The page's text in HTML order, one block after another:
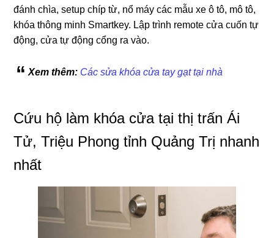
đánh chìa, setup chíp từ, nổ máy các mẫu xe ô tô, mô tô,
khóa thông minh Smartkey. Lập trình remote cửa cuốn tự
động, cửa tự động cổng ra vào.
Xem thêm: Các sửa khóa cửa tay gạt tại nhà
Cứu hộ làm khóa cửa tại thị trấn Ái
Tử, Triệu Phong tỉnh Quảng Trị nhanh
nhất